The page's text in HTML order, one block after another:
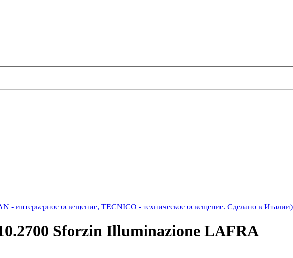
- интерьерное освещение, TECNICO - техническое освещение. Сделано в Италии)
Sforzin Illuminazione LAFRA